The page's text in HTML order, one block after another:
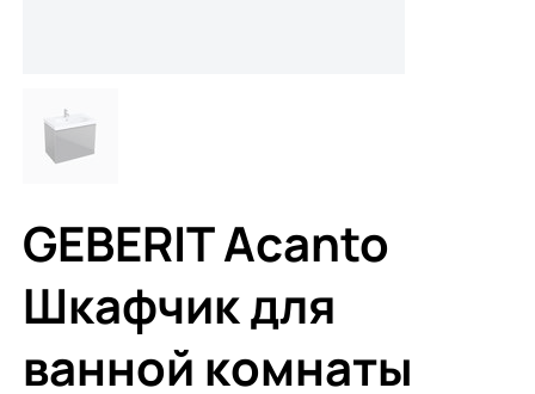
GEBERIT Acanto
Шкафчик для
ванной комнаты